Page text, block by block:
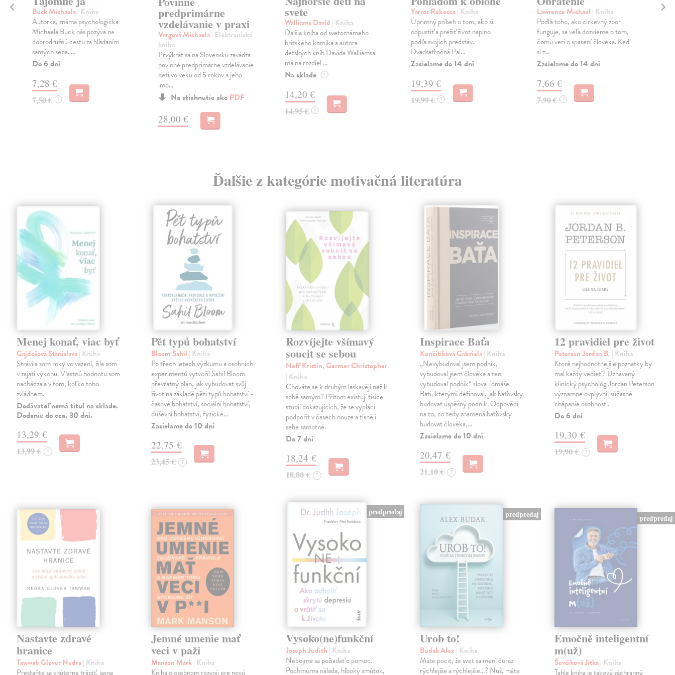
Buck Michaela| Kniha
Autorka, známa psychologička
Michaela Buck nás pozýva na
dobrodružnú cestu za hľadaním
samých seba. ...
Do 6 dní
7,28 €
7,50 € ?
predprimárne
vzdelávanie v praxi
Vargová Michaela| Elektronická
kniha
Prvýkrát sa na Slovensku zavádza
povinné predprimárne vzdelávanie
detí vo veku od 5 rokov a jeho
imp...
Na stiahnutie ako PDF
28,00 €
svete
Walliams David | Kniha
Ďalšia kniha od svetoznámeho
britského komika a autora
detských kníh Davida Walliamsa
má na rozdiel ...
Na sklade ?
14,20 €
14,95 € ?
Yarros Rebecca| Kniha
Úprimný príbeh o tom, ako si
odpustiť a prežiť život naplno
podľa svojich predstáv.
Dvadsaťročná Pai...
Zasielame do 14 dní
19,39 €
19,99 € ?
Lawrence Michael | Kniha
Podľa toho, ako cirkevný zbor
funguje, sa veľa dozvieme o tom,
čomu verí o spasení človeka. Keď
si z...
Zasielame do 14 dní
7,66 €
7,90 € ?
Ďalšie z kategórie motivačná literatúra
Menej konať, viac byť
Gajdošová Stanislava| Kniha
Strávila som roky vo väzení, žila som
v zajatí výkonu. Vlastnú hodnotu som
nachádzala v tom, koľko toho
zvládnem.
Dodávateľ nemá titul na sklade.
Dodanie do cca. 30 dní.
13,29 €
13,99 € ?
Pět typů bohatství
Bloom Sahil | Kniha
Po třech letech výzkumu a osobních
experimentů vytvořil Sahil Bloom
převratný plán, jak vybudovat svůj
život na základě pěti typů bohatství -
časové bohatství, sociální bohatství,
duševní bohatství, fyzické…
Zasielame do 10 dní
22,75 €
23,45 € ?
Rozvíjejte všímavý
soucit se sebou
Neff Kristin, Germer Christopher
| Kniha
Chováte se k druhým laskavěji než k
sobě samým? Přitom existují tisíce
studií dokazujících, že se vyplácí
podpořit v časech nouze a tísně i
sebe samotné.
Do 7 dní
18,24 €
18,80 € ?
Inspirace Baťa
Končitíková Gabriela| Kniha
„Nevybudoval jsem podnik,
vybudoval jsem člověka a ten
vybudoval podnik“ slova Tomáše
Bati, kterými definoval, jak baťovsky
budovat úspěšný podnik. Odpovědí
na to, co tedy znamená baťovsky
budovat člověka,…
Zasielame do 10 dní
20,47 €
21,10 € ?
12 pravidiel pre život
Peterson Jordan B. | Kniha
Ktoré najhodnotnejšie poznatky by
mal každý vedieť? Uznávaný
klinický psychológ Jordan Peterson
významne ovplyvnil súčasné
chápanie osobnosti.
Do 6 dní
19,30 €
19,90 € ?
Nastavte zdravé
hranice
Tawwab Glover Nedra| Kniha
Prestaňte sa vnútorne trápiť, jasne
Jemné umenie mať
veci v paži
Manson Mark| Kniha
Kniha o osobnom rozvoji pre novú
predpredaj
Vysoko(ne)funkční
Joseph Judith | Kniha
Nebojme sa požiadať o pomoc.
Pochmúrna nálada, hlboký smútok,
predpredaj
Urob to!
Budak Alex | Kniha
Máte pocit, že svet sa mení čoraz
rýchlejšie a rýchlejšie…? Nuž, máte
predpredaj
Emočně inteligentní
m(už)
Ševčíková Jitka| Kniha
Tahle kniha je takový záchranný